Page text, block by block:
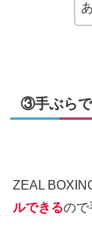
③手ぶら
ZEAL
ルできるので